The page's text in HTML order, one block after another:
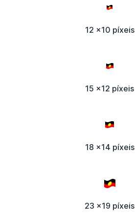
12 x10 píxeis
15 x12 píxeis
18 x14 píxeis
23 x19 píxeis